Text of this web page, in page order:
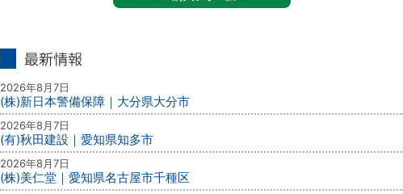
2026年8月7日
(株)新日本警備保障｜大分県大分市
2026年8月7日
(有)秋田建設｜愛知県知多市
2026年8月7日
(株)美仁堂｜愛知県名古屋市千種区